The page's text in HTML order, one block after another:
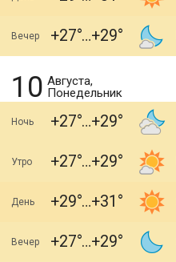
Вечер +27 +29
10 Августа,
Понедельник
Ночь +27 +29
Утро +27 +29
День +29 +31
Вечер +27 +29